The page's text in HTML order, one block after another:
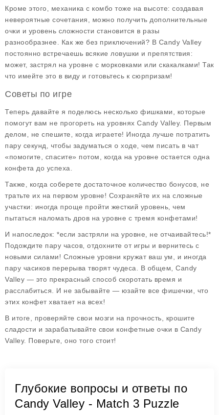
Кроме этого, механика с комбо тоже на высоте: создавая
невероятные сочетания, можно получить дополнительные
очки и уровень сложности становится в разы
разнообразнее. Как же без приключений? В Candy Valley
постоянно встречаешь всякие ловушки и препятствия:
может, застрял на уровне с морковками или скакалками! Так
что имейте это в виду и готовьтесь к сюрпризам!
Советы по игре
Теперь давайте я поделюсь несколько фишками, которые
помогут вам не прогореть на уровнях Candy Valley. Первым
делом, не спешите, когда играете! Иногда лучше потратить
пару секунд, чтобы задуматься о ходе, чем писать в чат
«помогите, спасите» потом, когда на уровне остается одна
конфета до успеха.
Также, когда соберете достаточное количество бонусов, не
тратьте их на первом уровне! Сохраняйте их на сложные
участки: иногда проще пройти жесткий уровень, чем
пытаться наломать дров на уровне с тремя конфетами!
И напоследок: *если застряли на уровне, не отчаивайтесь!*
Подождите пару часов, отдохните от игры и вернитесь с
новыми силами! Сложные уровни кружат ваш ум, и иногда
пару часиков перерыва творят чудеса. В общем, Candy
Valley — это прекрасный способ скоротать время и
расслабиться. И не забывайте — юзайте все фишечки, что
этих конфет хватает на всех!
В итоге, проверяйте свои мозги на прочность, крошите
сладости и зарабатывайте свои конфетные очки в Candy
Valley. Поверьте, оно того стоит!
Глубокие вопросы и ответы по
Candy Valley - Match 3 Puzzle